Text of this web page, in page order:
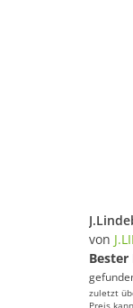
von
Bester
zuletzt
Preis